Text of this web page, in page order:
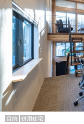
目的 併用住宅